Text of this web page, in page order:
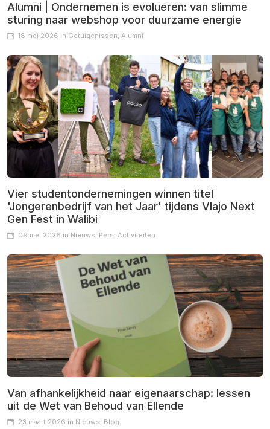
Alumni | Ondernemen is evolueren: van slimme
sturing naar webshop voor duurzame energie
18 mei 2026 in Getuigenissen, Alumni
Vier studentondernemingen winnen titel
'Jongerenbedrijf van het Jaar' tijdens Vlajo Next
Gen Fest in Walibi
09 mei 2026 in Nieuws, Pers, Activiteiten
Van afhankelijkheid naar eigenaarschap: lessen
uit de Wet van Behoud van Ellende
23 maart 2026 in Nieuws, Blog